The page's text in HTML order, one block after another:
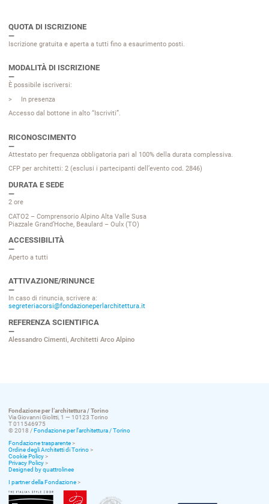
QUOTA DI ISCRIZIONE
Iscrizione gratuita e aperta a tutti fino a esaurimento posti.
MODALITÀ DI ISCRIZIONE
È possibile iscriversi:
In presenza
Accesso dal bottone in alto “Iscriviti”.
RICONOSCIMENTO
Attestato per frequenza obbligatoria pari al 100% della durata complessiva.
CFP per architetti: 2 (esclusi i partecipanti dell’evento cod. 2846)
DURATA E SEDE
2 ore
CATO2 – Comprensorio Alpino Alta Valle Susa
Piazzale Grand’Hoche, Beaulard – Oulx (TO)
ACCESSIBILITÀ
Aperto a tutti
ATTIVAZIONE/RINUNCE
In caso di rinuncia, scrivere a:
segreteriacorsi@fondazioneperlarchitettura.it
REFERENZA SCIENTIFICA
Alessandro Cimenti, Architetti Arco Alpino
Fondazione per l’architettura / Torino
Via Giovanni Giolitti, 1 — 10123 Torino
T 011546975
© 2018 /Fondazione per l’architettura / Torino
Fondazione trasparente>
Ordine degli Architetti di Torino>
Cookie Policy>
Privacy Policy>
Designed by quattrolinee
I partner della Fondazione>